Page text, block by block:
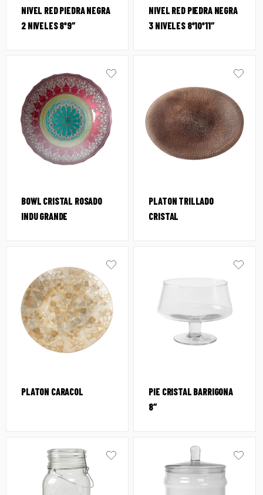
NIVEL RED PIEDRA NEGRA
2 NIVELES 8*9″
NIVEL RED PIEDRA NEGRA
3 NIVELES 8*10*11″
BOWL CRISTAL ROSADO
INDU GRANDE
PLATON TRILLADO
CRISTAL
PLATON CARACOL
PIE CRISTAL BARRIGONA
8″